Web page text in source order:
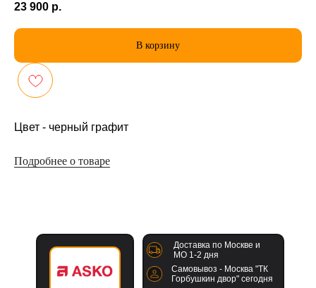
23 900 р.
В корзину
Цвет - черный графит
Подробнее о товаре
Самовывоз - Москва "ТК
Горбушкин двор" сегодня
Доставка по Москве и
МО 1-2 дня